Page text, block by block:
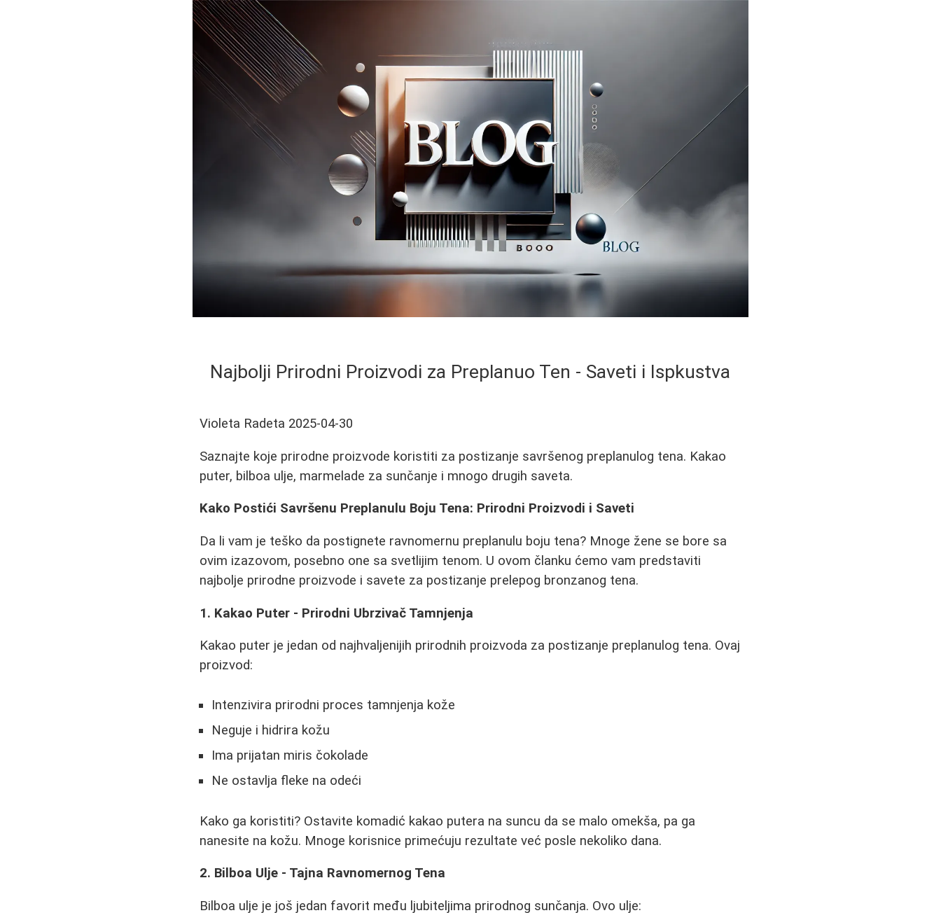
Najbolji Prirodni Proizvodi za Preplanuo Ten - Saveti i Ispkustva
Violeta Radeta 2025-04-30
Saznajte koje prirodne proizvode koristiti za postizanje savršenog preplanulog tena. Kakao
puter, bilboa ulje, marmelade za sunčanje i mnogo drugih saveta.
Kako Postići Savršenu Preplanulu Boju Tena: Prirodni Proizvodi i Saveti
Da li vam je teško da postignete ravnomernu preplanulu boju tena? Mnoge žene se bore sa
ovim izazovom, posebno one sa svetlijim tenom. U ovom članku ćemo vam predstaviti
najbolje prirodne proizvode i savete za postizanje prelepog bronzanog tena.
1. Kakao Puter - Prirodni Ubrzivač Tamnjenja
Kakao puter je jedan od najhvaljenijih prirodnih proizvoda za postizanje preplanulog tena. Ovaj
proizvod:
Intenzivira prirodni proces tamnjenja kože
Neguje i hidrira kožu
Ima prijatan miris čokolade
Ne ostavlja fleke na odeći
Kako ga koristiti? Ostavite komadić kakao putera na suncu da se malo omekša, pa ga
nanesite na kožu. Mnoge korisnice primećuju rezultate već posle nekoliko dana.
2. Bilboa Ulje - Tajna Ravnomernog Tena
Bilboa ulje je još jedan favorit među ljubiteljima prirodnog sunčanja. Ovo ulje: